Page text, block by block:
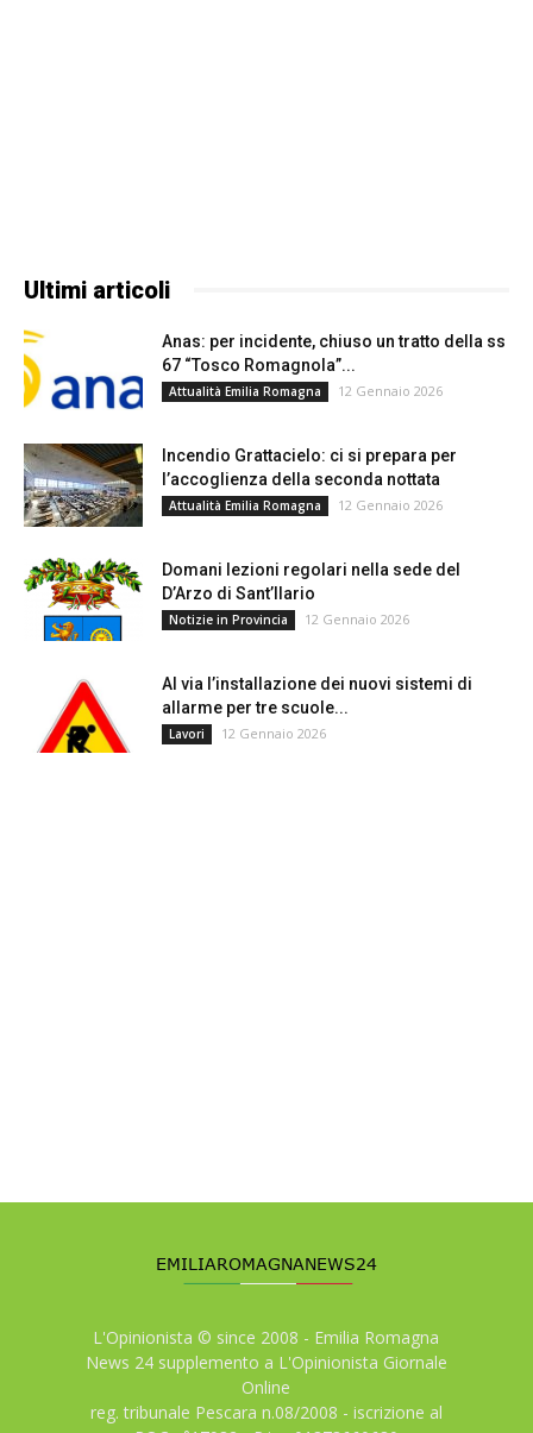
Ultimi articoli
Anas: per incidente, chiuso un tratto della ss
67 “Tosco Romagnola”...
Attualità Emilia Romagna 12 Gennaio 2026
Incendio Grattacielo: ci si prepara per
l’accoglienza della seconda nottata
Attualità Emilia Romagna 12 Gennaio 2026
Domani lezioni regolari nella sede del
D’Arzo di Sant’Ilario
Notizie in Provincia 12 Gennaio 2026
Al via l’installazione dei nuovi sistemi di
allarme per tre scuole...
Lavori 12 Gennaio 2026
L'Opinionista © since 2008 - Emilia Romagna
News 24 supplemento a L'Opinionista Giornale
Online
reg. tribunale Pescara n.08/2008 - iscrizione al